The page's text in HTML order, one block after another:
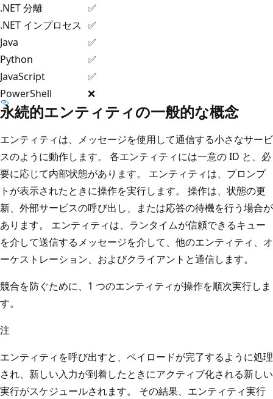
.NET 分離
✅
.NET インプロセス ✅
Java
✅
Python
✅
JavaScript
✅
PowerShell
❌
永続的エンティティの一般的な概念
エンティティは、メッセージを使用して通信する小さなサービ
スのように動作します。 各エンティティには一意の ID と、必
要に応じて内部状態があります。 エンティティは、プロンプ
トが表示されたときに操作を実行します。 操作は、状態の更
新、外部サービスの呼び出し、または応答の待機を行う場合が
あります。 エンティティは、ランタイムが信頼できるキュー
を介して送信するメッセージを介して、他のエンティティ、オ
ーケストレーション、およびクライアントと通信します。
競合を防ぐために、1 つのエンティティが操作を順次実行しま
す。
注
エンティティを呼び出すと、ペイロードが完了するように処理
され、新しい入力が到着したときにアクティブ化される新しい
実行がスケジュールされます。 その結果、エンティティ実行